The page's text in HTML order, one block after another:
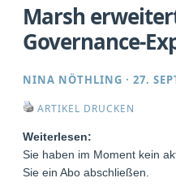
Marsh
Governance-
NINA NÖTHLING ·27.
ARTIKEL DRUCKEN
Weiterlesen:
Sie haben im Moment kein
Sie ein Abo abschließen.